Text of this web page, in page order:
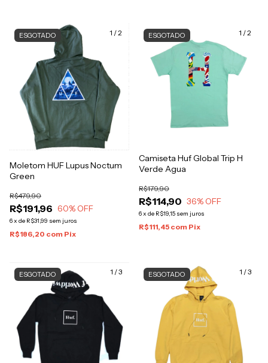
1 /2
ESGOTADO
Moletom HUF Lupus Noctum
Green
R$191,96
R$479,90
60% OFF
6x de R$31,99 sem juros
R$186,20 com Pix
1 /2
ESGOTADO
Camiseta Huf Global Trip H
Verde Agua
R$114,90
R$179,90
36% OFF
6x de R$19,15 sem juros
R$111,45 com Pix
1 /3
ESGOTADO 1 /3
ESGOTADO